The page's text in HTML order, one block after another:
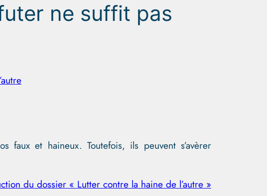
ne suffit pas
et haineux. Toutefois, ils peuvent s’avèrer
du dossier « Lutter contre la haine de l’autre »